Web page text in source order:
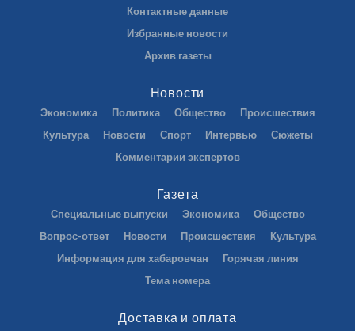
Контактные данные
Избранные новости
Архив газеты
Новости
Экономика Политика Общество
Происшествия
Культура
Новости Спорт Интервью
Сюжеты
Комментарии экспертов
Газета
Специальные выпуски Экономика
Общество
Вопрос-ответ
Новости Происшествия
Культура
Информация для хабаровчан
Горячая линия
Тема номера
Доставка и оплата